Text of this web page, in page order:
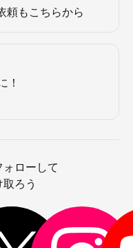
頼もこちらから
！
ローして
ろう